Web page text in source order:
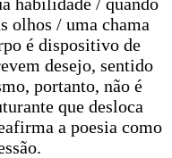
olhos / uma chama
é dispositivo de
desejo, sentido
portanto, não é
que desloca
a poesia como